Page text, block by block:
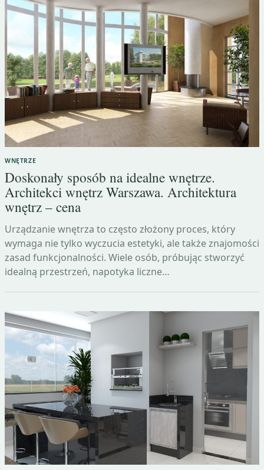
WNĘTRZE
Doskonały sposób na idealne wnętrze.
Architekci wnętrz Warszawa. Architektura
wnętrz – cena
Urządzanie wnętrza to często złożony proces, który
wymaga nie tylko wyczucia estetyki, ale także znajomości
zasad funkcjonalności. Wiele osób, próbując stworzyć
idealną przestrzeń, napotyka liczne…